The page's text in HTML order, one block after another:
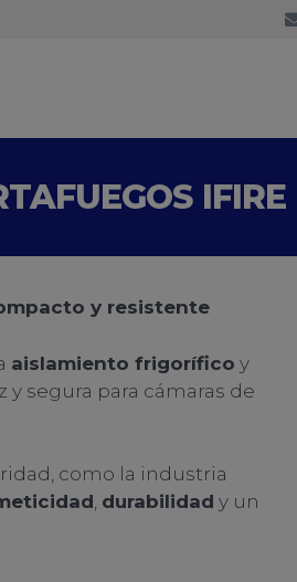
y resistente
aislamiento frigorífico y
y segura para cámaras de
como la industria
, durabilidad y un